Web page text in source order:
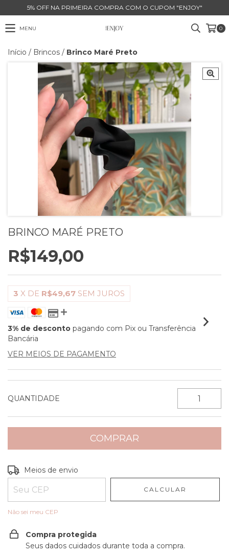
5% OFF NA PRIMEIRA COMPRA COM O CUPOM "ENJOY"
MENU 0
Início / Brincos / Brinco Maré Preto
BRINCO MARÉ PRETO
R$149,00
3 X DE R$49,67 SEM JUROS
3% de desconto pagando com Pix ou Transferência
Bancária
VER MEIOS DE PAGAMENTO
QUANTIDADE
Entregas para o CEP:
Meios de envio
CALCULAR
Não sei meu CEP
Compra protegida
Seus dados cuidados durante toda a compra.